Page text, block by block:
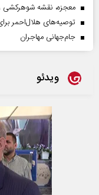
معجزه، نقشه شوهرکشی
توصیه‌های هلال‌احمر
جام‌جهانی مهاجران
ویدئو